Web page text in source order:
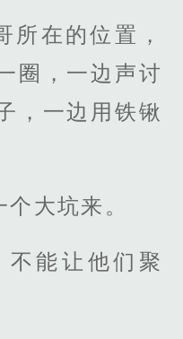
所在的位置，
圈，一边声讨
，一边用铁锹
大坑来。
不能让他们聚